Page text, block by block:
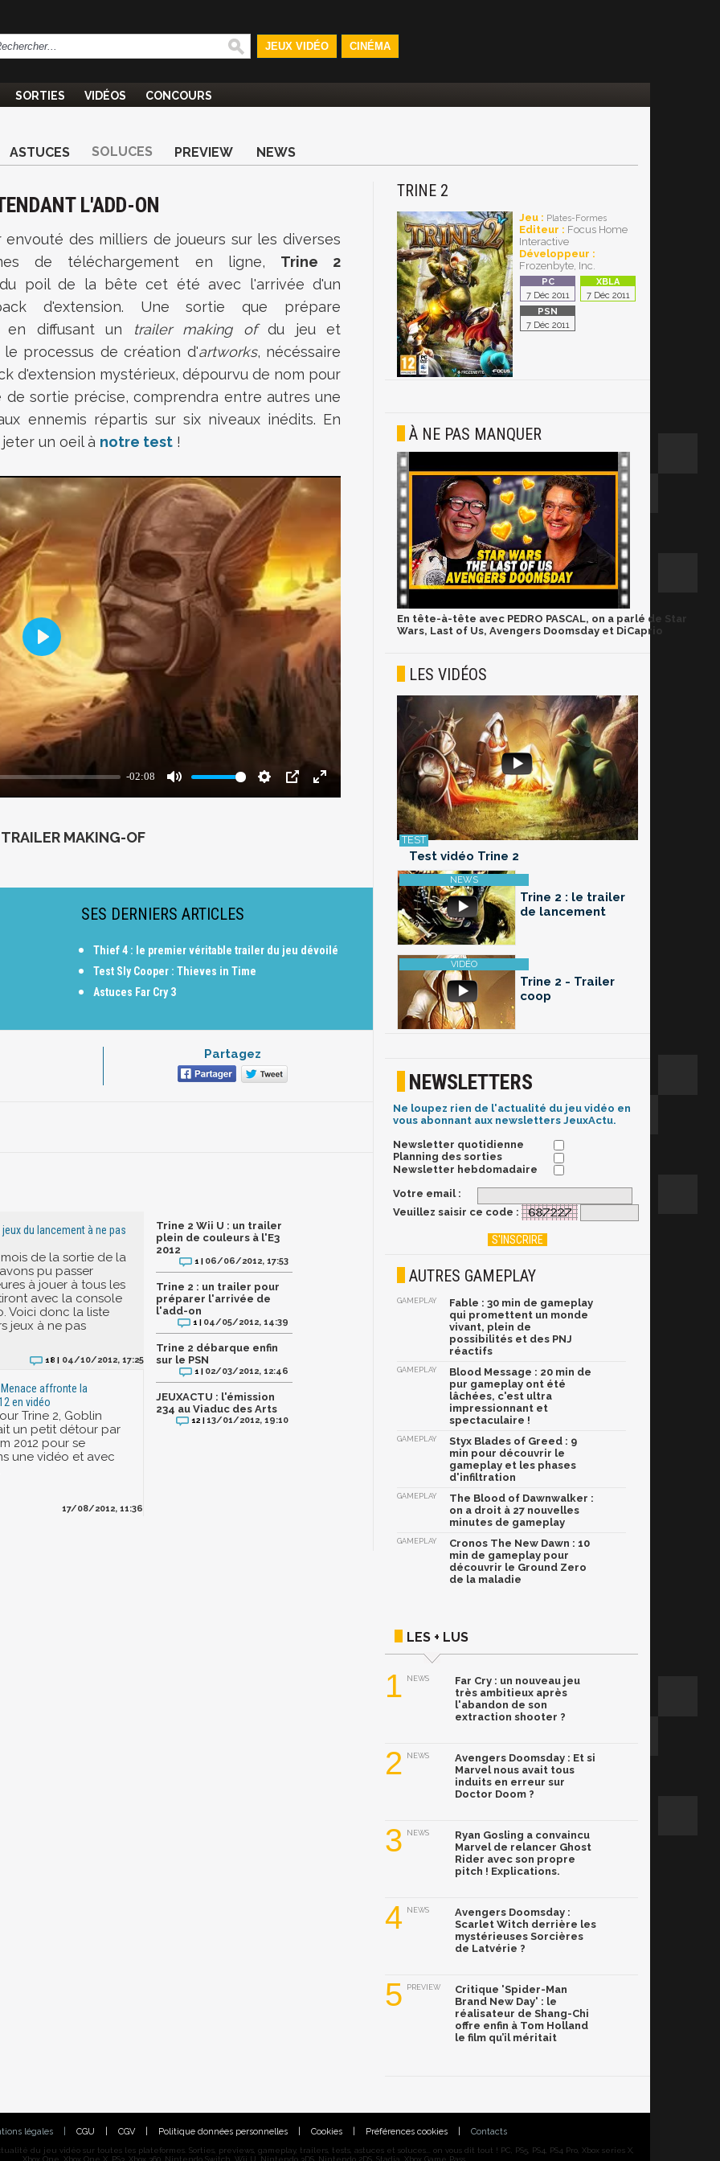
JEUX VIDÉO CINÉMA
SORTIES VIDÉOS CONCOURS
ASTUCES SOLUCES PREVIEW NEWS
L'ADD-ON
envouté des milliers de joueurs sur les diverses
de téléchargement en ligne, Trine 2
poil de la bête cet été avec l'arrivée d'un
d'extension. Une sortie que prépare
diffusant un trailer making ofdu jeu et
processus de création d'artworks, nécéssaire
d'extension mystérieux, dépourvu de nom pour
sortie précise, comprendra entre autres une
ennemis répartis sur six niveaux inédits. En
un oeil à notre test !
MAKING-OF
SES DERNIERS ARTICLES
Thief 4 : le premier véritable trailer du jeu dévoilé
Test Sly Cooper : Thieves in Time
Astuces Far Cry 3
Partagez
du lancement à ne pas
de la sortie de la
pu passer
à jouer à tous les
avec la console
Voici donc la liste
jeux à ne pas
18 | 04/10/2012, 17:25
Menace affronte la
en vidéo
Trine 2, Goblin
un petit détour par
2012 pour se
une vidéo et avec
17/08/2012, 11:36
Trine 2 Wii U : un trailer
plein de couleurs à l'E3
2012
1 | 06/06/2012, 17:53
Trine 2 : un trailer pour
préparer l'arrivée de
l'add-on
1 | 04/05/2012, 14:39
Trine 2 débarque enfin
sur le PSN
1 | 02/03/2012, 12:46
JEUXACTU : l'émission
234 au Viaduc des Arts
12 |13/01/2012, 19:10
TRINE 2
Jeu : Plates-Formes
Editeur : Focus Home
Interactive
Développeur :
Frozenbyte, Inc.
7 Déc 2011 7 Déc 2011
7 Déc 2011
À NE PAS MANQUER
En tête-à-tête avec PEDRO PASCAL, on a parlé de Star
Wars, Last of Us, Avengers Doomsday et DiCaprio
LES VIDÉOS
Test vidéo Trine 2
Trine 2 : le trailer
de lancement
Trine 2 - Trailer
coop
NEWSLETTERS
Ne loupez rien de l'actualité du jeu vidéo en
vous abonnant aux newsletters JeuxActu.
Newsletter quotidienne
Planning des sorties
Newsletter hebdomadaire
Votre email :
Veuillez saisir ce code :
AUTRES GAMEPLAY
GAMEPLAY
Fable : 30 min de gameplay
qui promettent un monde
vivant, plein de
possibilités et des PNJ
réactifs
GAMEPLAY
Blood Message : 20 min de
pur gameplay ont été
lâchées, c'est ultra
impressionnant et
spectaculaire !
GAMEPLAY
Styx Blades of Greed : 9
min pour découvrir le
gameplay et les phases
d'infiltration
GAMEPLAY
The Blood of Dawnwalker :
on a droit à 27 nouvelles
minutes de gameplay
GAMEPLAY
Cronos The New Dawn : 10
min de gameplay pour
découvrir le Ground Zero
de la maladie
LES + LUS
1 NEWS
Far Cry : un nouveau jeu
très ambitieux après
l'abandon de son
extraction shooter ?
2 NEWS
Avengers Doomsday : Et si
Marvel nous avait tous
induits en erreur sur
Doctor Doom ?
3 NEWS
Ryan Gosling a convaincu
Marvel de relancer Ghost
Rider avec son propre
pitch ! Explications.
4 NEWS
Avengers Doomsday :
Scarlet Witch derrière les
mystérieuses Sorcières
de Latvérie ?
5 PREVIEW
Critique 'Spider-Man
Brand New Day' : le
réalisateur de Shang-Chi
offre enfin à Tom Holland
le film qu’il méritait
légales CGU CGV Politique données personnelles Cookies Préférences cookies Contacts
du jeu vidéo sur toutes les plateformes. Sorties, previews, gameplay, trailers, tests, astuces et soluces... on vous dit tout ! PC, PS5, PS4, PS4 Pro, Xbox series X,